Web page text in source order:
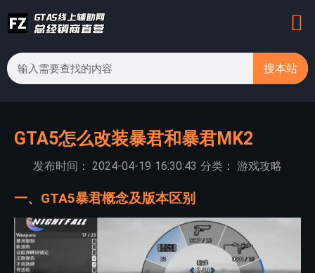
搜本站
GTA5怎么改装暴君和暴君MK2
发布时间： 2024-04-19 16:30:43 分类： 游戏攻略
一、GTA5暴君概念及版本区别